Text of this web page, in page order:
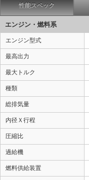
性能スペック
エンジン・燃料系
エンジン型式
最高出力
最大トルク
種類
総排気量
内径Ｘ行程
圧縮比
過給機
燃料供給装置